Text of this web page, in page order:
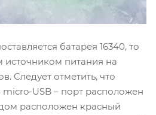
батарея 16340, то
источником питания на
Следует отметить, что
micro-USB – порт расположен
расположен красный